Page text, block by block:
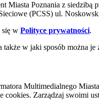
Poznania z
(PCSS) ul.
się w Polityce prywatności.
w jaki sposób można
Multimedialnego
cookies. Zarządzaj swoimi